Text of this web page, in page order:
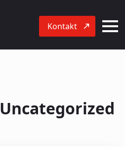
Kontakt
Uncategorized